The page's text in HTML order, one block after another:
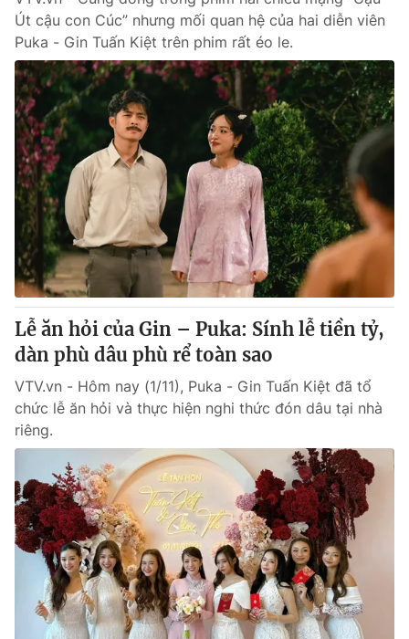
Út cậu con Cúc” nhưng mối quan hệ của hai diễn viên
Puka - Gin Tuấn Kiệt trên phim rất éo le.
Lễ ăn hỏi của Gin – Puka: Sính lễ tiền tỷ,
dàn phù dâu phù rể toàn sao
VTV.vn - Hôm nay (1/11), Puka - Gin Tuấn Kiệt đã tổ
chức lễ ăn hỏi và thực hiện nghi thức đón dâu tại nhà
riêng.